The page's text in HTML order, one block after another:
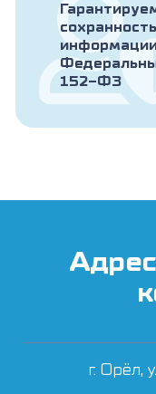
152-ФЗ
г. Орёл,